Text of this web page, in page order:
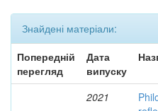
Знайдені матеріали:
Попередній
перегляд
Дата
випуску
2021